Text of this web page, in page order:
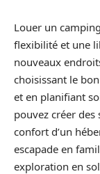
Louer un
flexibilité et une
nouveaux
choisissant le
et en planifiant
pouvez créer
confort d’un
escapade en
exploration en